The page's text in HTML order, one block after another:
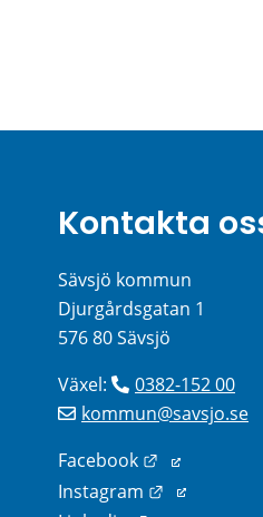
Kontakta
Sävsjö kommun
Djurgårdsgatan 1
576 80 Sävsjö
Växel:
0382-152 00
kommun@savsjo.se
Facebook
Länk till
Instagram
Länk till